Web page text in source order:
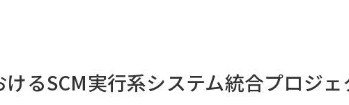
るSCM実行系システム統合プロジ